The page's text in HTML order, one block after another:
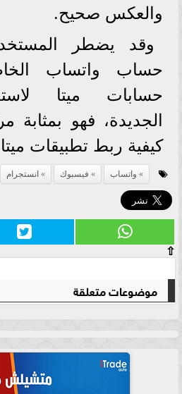
والعكس صحيح.
وقد يضطر
حساب واتساب
حسابات ميتا
الجديدة، فهو بمثابة
كيفية ربط تطبيقات
واتساب فيسبوك انستجرام
⇧
موضوعات متعلقة